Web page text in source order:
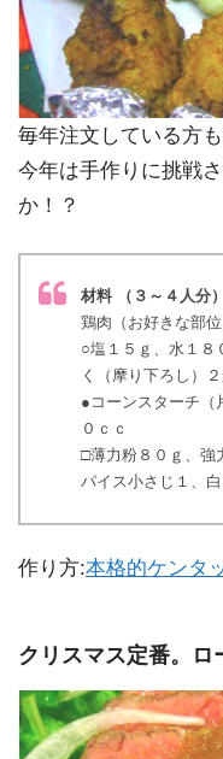
毎年注文している方も
今年は手作りに挑戦
か！？
材料 （３～４人分）
鶏肉（お好きな部
○塩１５ｇ、水１８
く（摩り下ろし）
●コーンスターチ（
０ｃｃ
□薄力粉８０ｇ、強
パイス小さじ１、
作り方:本格的ケンタ
クリスマス定番。ロ